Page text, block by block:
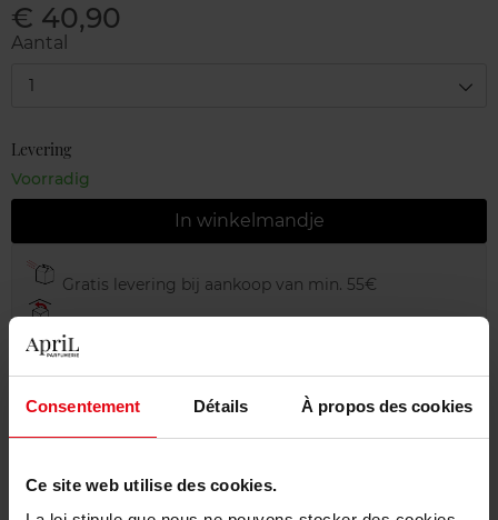
Consentement Détails À propos des cookies
Ce site web utilise des cookies.
€ 40,90
Aantal
1
Levering
Voorradig
In winkelmandje
Gratis levering bij aankoop van min. 55€
Gratis verpakking
Beschrijving